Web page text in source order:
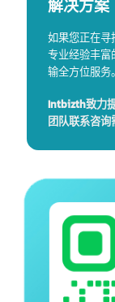
化妆品
旁氏魔力遮
黑人牙膏
民生香皂
水果造型香
泡沫洗面奶
抗皱面霜